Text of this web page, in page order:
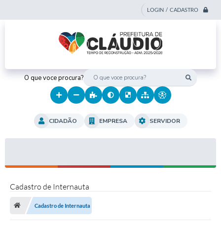
LOGIN / CADASTRO
O que voce procura?
CIDADÃO EMPRESA SERVIDOR
Cadastro de Internauta
Cadastro de Internauta